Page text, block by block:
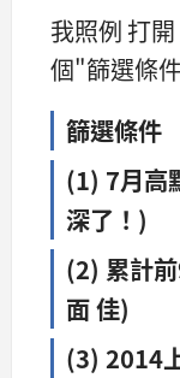
我照例 打開
個"篩選條件
篩選條件
(1) 7月高
深了！)
(2) 累計
面 佳)
(3) 2014